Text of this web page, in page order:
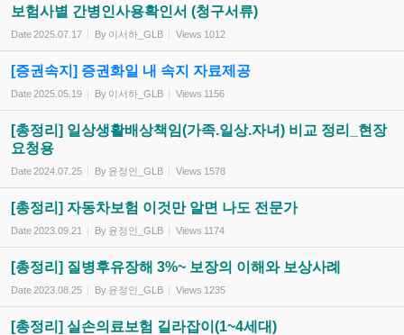
보험사별 간병인사용확인서 (청구서류)
Date2025.07.17 By 이서하_GLB Views 1012
[증권속지] 증권화일 내 속지 자료제공
Date2025.05.19 By 이서하_GLB Views 1156
[총정리] 일상생활배상책임(가족.일상.자녀) 비교 정리_현장
요청용
Date2024.07.25 By 윤정인_GLB Views 1578
[총정리] 자동차보험 이것만 알면 나도 전문가
Date2023.09.21 By 윤정인_GLB Views 1174
[총정리] 질병후유장해 3%~ 보장의 이해와 보상사례
Date2023.08.25 By 윤정인_GLB Views 1235
[총정리] 실손의료보험 길라잡이(1~4세대)